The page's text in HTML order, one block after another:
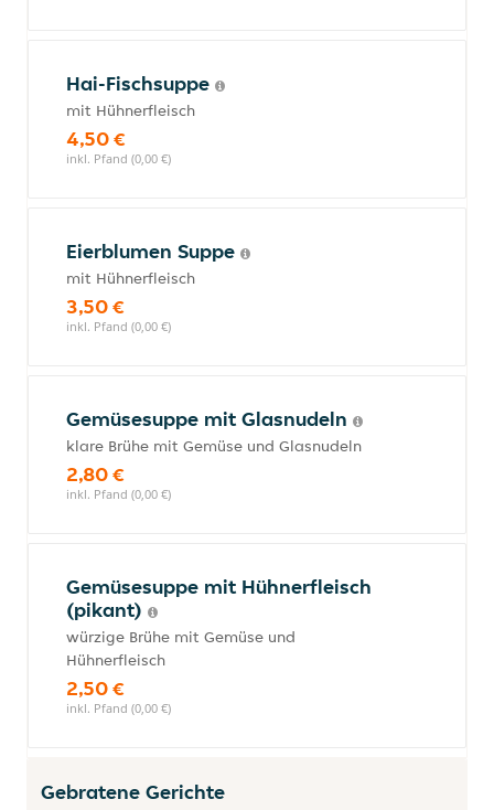
Hai-Fischsuppe
mit Hühnerfleisch
4,50 €
inkl. Pfand (0,00 €)
Eierblumen Suppe
mit Hühnerfleisch
3,50 €
inkl. Pfand (0,00 €)
Gemüsesuppe mit Glasnudeln
klare Brühe mit Gemüse und Glasnudeln
2,80 €
inkl. Pfand (0,00 €)
Gemüsesuppe mit Hühnerfleisch
(pikant)
würzige Brühe mit Gemüse und
Hühnerfleisch
2,50 €
inkl. Pfand (0,00 €)
Gebratene Gerichte